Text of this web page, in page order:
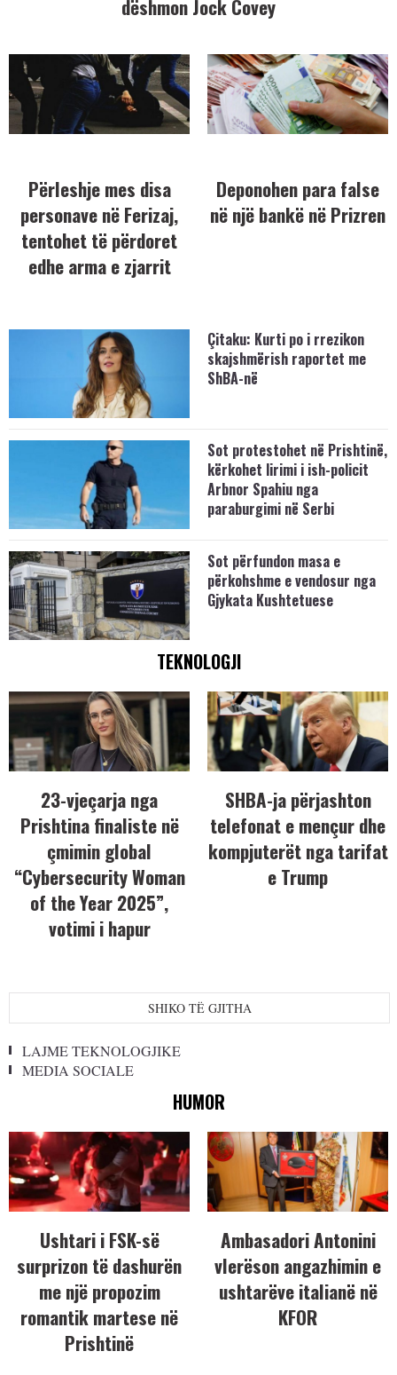
dëshmon Jock Covey
Përleshje mes disa
personave në Ferizaj,
tentohet të përdoret
edhe arma e zjarrit
Deponohen para false
në një bankë në Prizren
Çitaku: Kurti po i rrezikon
skajshmërish raportet me
ShBA-në
Sot protestohet në Prishtinë,
kërkohet lirimi i ish-policit
Arbnor Spahiu nga
paraburgimi në Serbi
Sot përfundon masa e
përkohshme e vendosur nga
Gjykata Kushtetuese
TEKNOLOGJI
23-vjeçarja nga
Prishtina finaliste në
çmimin global
“Cybersecurity Woman
of the Year 2025”,
votimi i hapur
SHBA-ja përjashton
telefonat e mençur dhe
kompjuterët nga tarifat
e Trump
SHIKO TË GJITHA
LAJME TEKNOLOGJIKE
MEDIA SOCIALE
HUMOR
Ushtari i FSK-së
surprizon të dashurën
me një propozim
romantik martese në
Prishtinë
Ambasadori Antonini
vlerëson angazhimin e
ushtarëve italianë në
KFOR